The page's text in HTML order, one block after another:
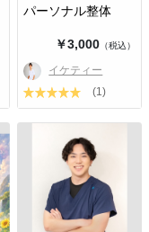
パーソナル整体
￥3,000（税込）
イケティー
(1)